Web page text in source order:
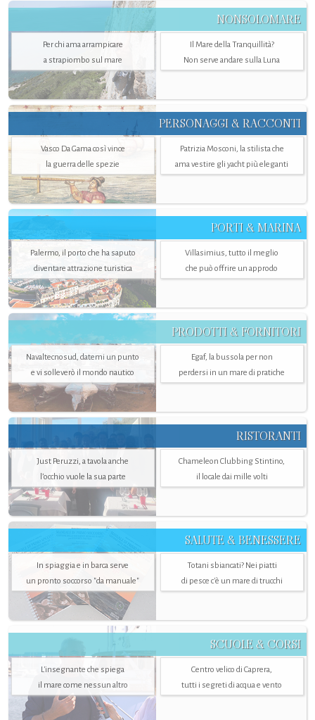
NONSOLOMARE
Per chi ama arrampicare
a strapiombo sul mare
Il Mare della Tranquillità?
Non serve andare sulla Luna
PERSONAGGI & RACCONTI
Vasco Da Gama così vince
la guerra delle spezie
Patrizia Mosconi, la stilista che
ama vestire gli yacht più eleganti
PORTI & MARINA
Palermo, il porto che ha saputo
diventare attrazione turistica
Villasimius, tutto il meglio
che può offrire un approdo
PRODOTTI & FORNITORI
Navaltecnosud, datemi un punto
e vi solleverò il mondo nautico
Egaf, la bussola per non
perdersi in un mare di pratiche
RISTORANTI
Just Peruzzi, a tavola anche
l’occhio vuole la sua parte
Chameleon Clubbing Stintino,
il locale dai mille volti
SALUTE & BENESSERE
In spiaggia e in barca serve
un pronto soccorso "da manuale"
Totani sbiancati? Nei piatti
di pesce c'è un mare di trucchi
SCUOLE & CORSI
L'insegnante che spiega
il mare come nessun altro
Centro velico di Caprera,
tutti i segreti di acqua e vento